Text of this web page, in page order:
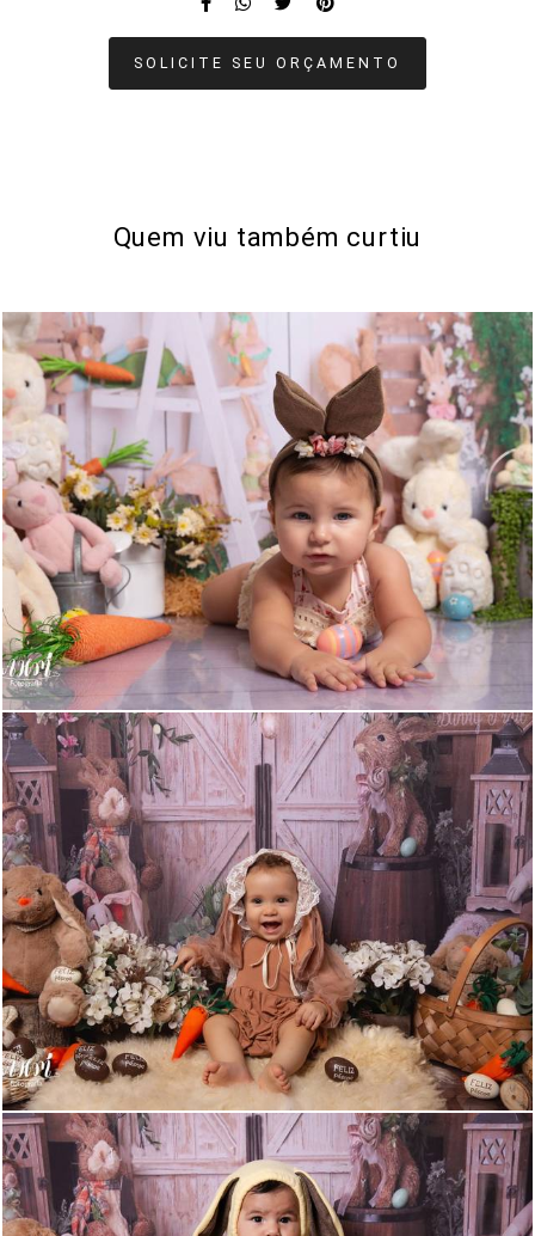
SOLICITE SEU ORÇAMENTO
Quem viu também curtiu
502 0
560 0